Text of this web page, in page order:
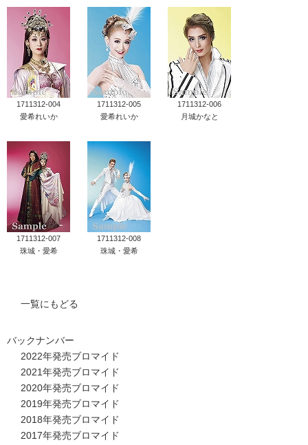
1711312-004
愛希れいか
1711312-005
愛希れいか
1711312-006
月城かなと
1711312-007
珠城・愛希
1711312-008
珠城・愛希
一覧にもどる
バックナンバー
2022年発売ブロマイド
2021年発売ブロマイド
2020年発売ブロマイド
2019年発売ブロマイド
2018年発売ブロマイド
2017年発売ブロマイド
宝塚クリエイティブアーツ 採用情報
宝塚歌劇公式ホームページ